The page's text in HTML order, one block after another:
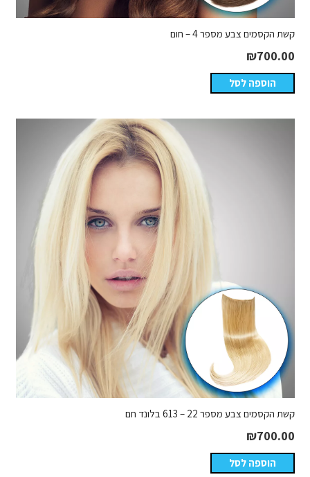
קשת הקסמים צבע מספר 4 – חום
₪700.00
הוספה לסל
קשת הקסמים צבע מספר 22 – 613 בלונד חם
₪700.00
הוספה לסל